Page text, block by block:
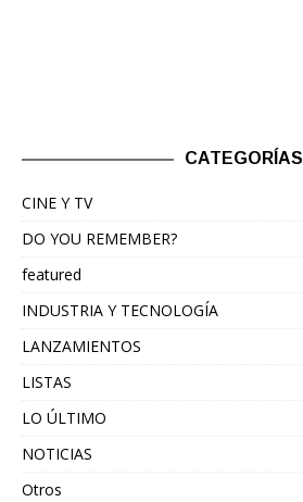
CATEGORÍAS
CINE Y TV
DO YOU REMEMBER?
featured
INDUSTRIA Y TECNOLOGÍA
LANZAMIENTOS
LISTAS
LO ÚLTIMO
NOTICIAS
Otros